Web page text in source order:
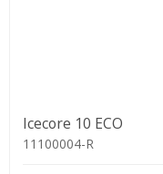
Icecore 10 ECO
11100004-R